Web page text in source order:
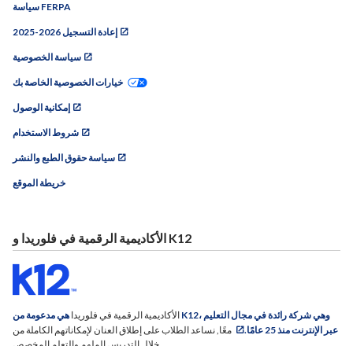
سياسة FERPA
2025-2026 إعادة التسجيل
سياسة الخصوصية
خيارات الخصوصية الخاصة بك
إمكانية الوصول
شروط الاستخدام
سياسة حقوق الطبع والنشر
خريطة الموقع
الأكاديمية الرقمية في فلوريدا و K12
الأكاديمية الرقمية في فلوريدا هي مدعومة من K12، وهي شركة رائدة في مجال التعليم
عبر الإنترنت منذ 25 عامًا.
معًا, نساعد الطلاب على إطلاق العنان لإمكاناتهم الكاملة من